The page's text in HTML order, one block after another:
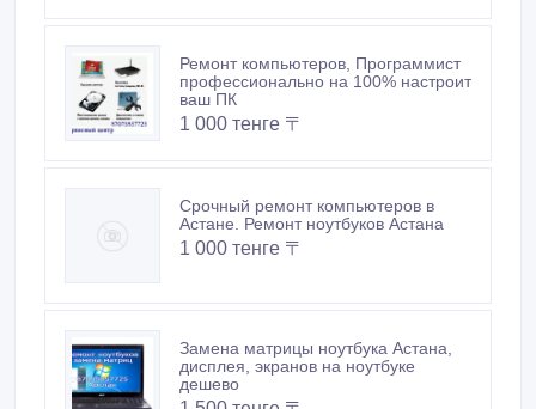
Ремонт компьютеров, Программист
профессионально на 100% настроит
ваш ПК
1 000 тенге 〒
Срочный ремонт компьютеров в
Астане. Ремонт ноутбуков Астана
1 000 тенге 〒
Замена матрицы ноутбука Астана,
дисплея, экранов на ноутбуке
дешево